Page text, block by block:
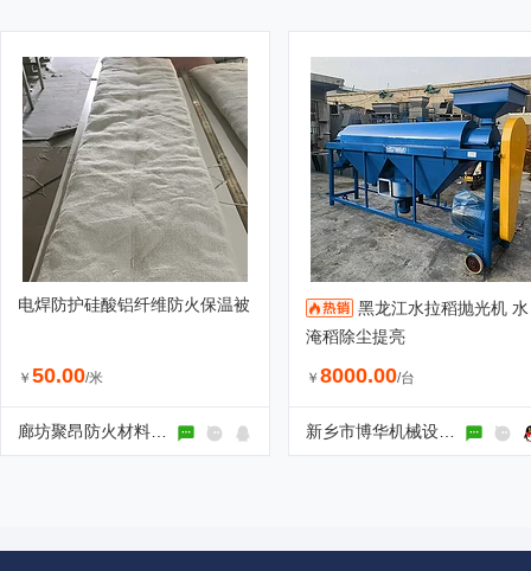
电焊防护硅酸铝纤维防火保温被
￥ 50.00/米
黑龙江水拉稻抛光机 水
淹稻除尘提亮
￥ 8000.00/台